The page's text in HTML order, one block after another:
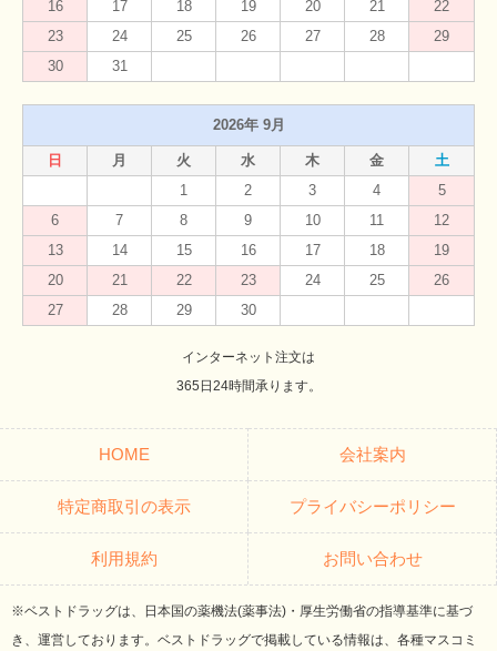
16
17 18 19 20 21
22
23
24 25 26 27 28
29
30
31
2026年 9月
日 月 火 水 木 金
土
1
2 3 4
5
6
7 8 9 10 11
12
13
14 15 16 17 18
19
20
21 22 23 24 25
26
27
28 29 30
インターネット注文は
365日24時間承ります。
HOME 会社案内
特定商取引の表示 プライバシーポリシー
利用規約 お問い合わせ
※ベストドラッグは、日本国の薬機法(薬事法)・厚生労働省の指導基準に基づ
き、運営しております。ベストドラッグで掲載している情報は、各種マスコミ